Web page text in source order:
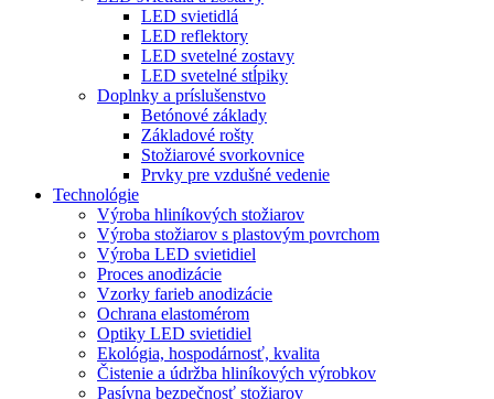
LED svietidlá
LED reflektory
LED svetelné zostavy
LED svetelné stĺpiky
Doplnky a príslušenstvo
Betónové základy
Základové rošty
Stožiarové svorkovnice
Prvky pre vzdušné vedenie
Technológie
Výroba hliníkových stožiarov
Výroba stožiarov s plastovým povrchom
Výroba LED svietidiel
Proces anodizácie
Vzorky farieb anodizácie
Ochrana elastomérom
Optiky LED svietidiel
Ekológia, hospodárnosť, kvalita
Čistenie a údržba hliníkových výrobkov
Pasívna bezpečnosť stožiarov